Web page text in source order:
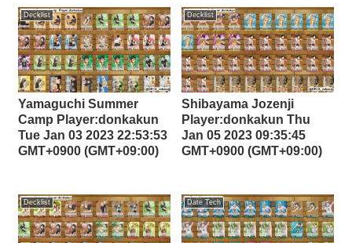
Decklist
Yamaguchi Summer
Camp Player:donkakun
Tue Jan 03 2023 22:53:53
GMT+0900 (GMT+09:00)
Decklist
Shibayama Jozenji
Player:donkakun Thu
Jan 05 2023 09:35:45
GMT+0900 (GMT+09:00)
Decklist Date Tech